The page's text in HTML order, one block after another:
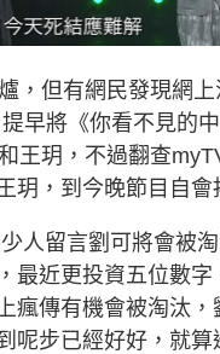
，但有網民發現網
早將《你看不見的
王玥，不過翻查
玥，到今晚節目自會
人留言劉可將會被
最近更投資五位數
瘋傳有機會被淘汰
呢步已經好好，就